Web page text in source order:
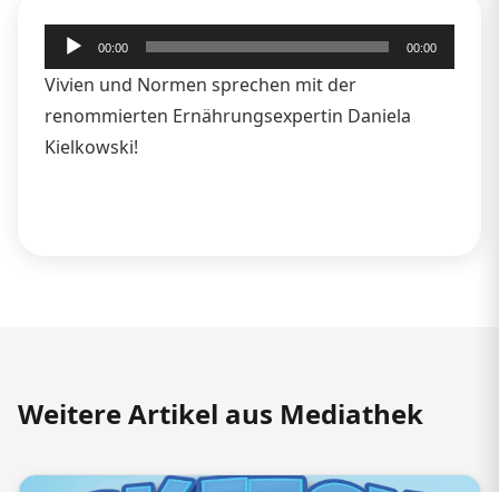
Audio-
Player
00:00 00:00
Vivien und Normen sprechen mit der
renommierten Ernährungsexpertin Daniela
Kielkowski!
Weitere Artikel aus Mediathek